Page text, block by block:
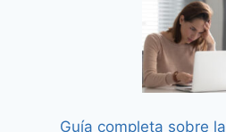
Guía completa sobre